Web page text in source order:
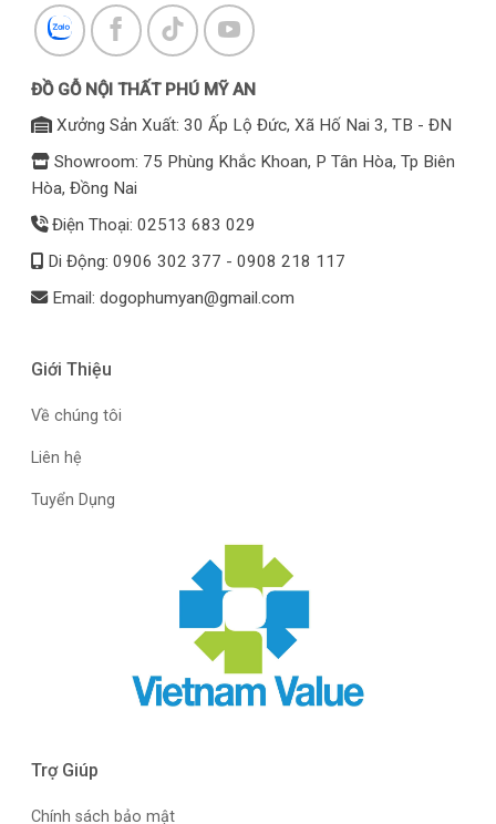
ĐỒ GỖ NỘI THẤT PHÚ MỸ AN
Xưởng Sản Xuất: 30 Ấp Lộ Đức, Xã Hố Nai 3, TB - ĐN
Showroom: 75 Phùng Khắc Khoan, P Tân Hòa, Tp Biên
Hòa, Đồng Nai
Điện Thoại: 02513 683 029
Di Động: 0906 302 377 - 0908 218 117
Email: dogophumyan@gmail.com
Giới Thiệu
Về chúng tôi
Liên hệ
Tuyển Dụng
Trợ Giúp
Chính sách bảo mật